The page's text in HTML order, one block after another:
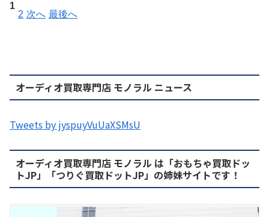
1
2 次へ 最後へ
オーディオ買取専門店 モノラル ニュース
Tweets by jyspuyVuUaXSMsU
オーディオ買取専門店 モノラル は「おもちゃ買取ドッ
トJP」「つりぐ買取ドットJP」の姉妹サイトです！